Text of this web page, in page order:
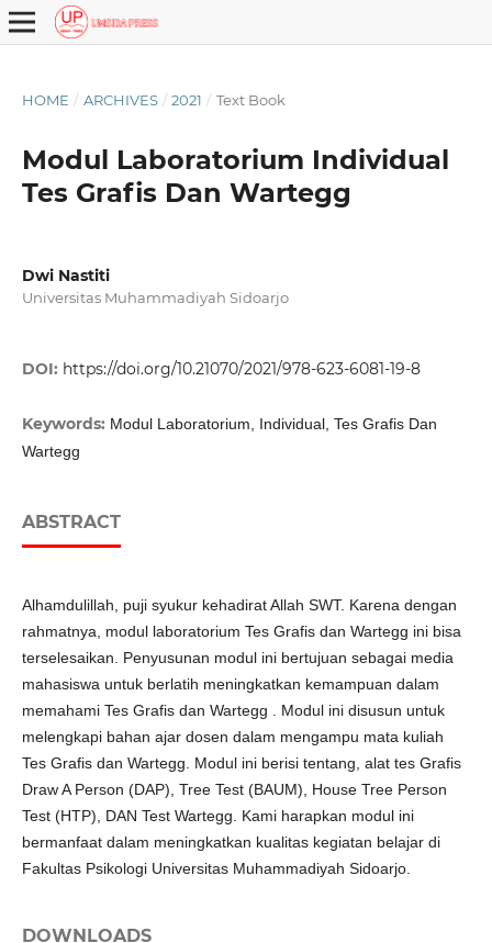
HOME / ARCHIVES / 2021 / Text Book
Modul Laboratorium Individual
Tes Grafis Dan Wartegg
Dwi Nastiti
Universitas Muhammadiyah Sidoarjo
DOI: https://doi.org/10.21070/2021/978-623-6081-19-8
Keywords: Modul Laboratorium, Individual, Tes Grafis Dan
Wartegg
ABSTRACT
Alhamdulillah, puji syukur kehadirat Allah SWT. Karena dengan
rahmatnya, modul laboratorium Tes Grafis dan Wartegg ini bisa
terselesaikan. Penyusunan modul ini bertujuan sebagai media
mahasiswa untuk berlatih meningkatkan kemampuan dalam
memahami Tes Grafis dan Wartegg . Modul ini disusun untuk
melengkapi bahan ajar dosen dalam mengampu mata kuliah
Tes Grafis dan Wartegg. Modul ini berisi tentang, alat tes Grafis
Draw A Person (DAP), Tree Test (BAUM), House Tree Person
Test (HTP), DAN Test Wartegg. Kami harapkan modul ini
bermanfaat dalam meningkatkan kualitas kegiatan belajar di
Fakultas Psikologi Universitas Muhammadiyah Sidoarjo.
DOWNLOADS